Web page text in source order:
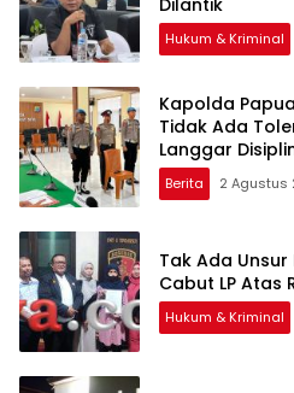
Dilantik
Hukum & Kriminal
Kapolda
Tidak Ada
Langgar
Berita 2 Agustus
Tak Ada
Cabut LP Atas
Hukum & Kriminal